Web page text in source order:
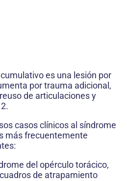
es una lesión por
por trauma adicional,
de articulaciones y
casos clínicos al síndrome
más frecuentemente
del opérculo torácico,
de atrapamiento